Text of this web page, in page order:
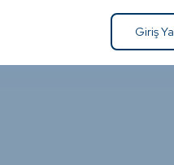
Giriş